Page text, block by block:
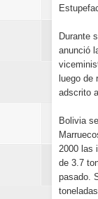
Durante
anunció
luego de
adscrito
Bolivia
2000 las
de 3.7
pasado.